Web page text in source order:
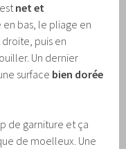
net et
en bas, le pliage en
puis en
Un dernier
surface bien dorée
de garniture et ça
de moelleux. Une